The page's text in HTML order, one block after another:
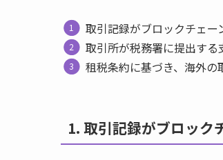
取引記録がブロックチェー
取引所が税務署に提出す
租税条約に基づき、海外
1. 取引記録がブロック